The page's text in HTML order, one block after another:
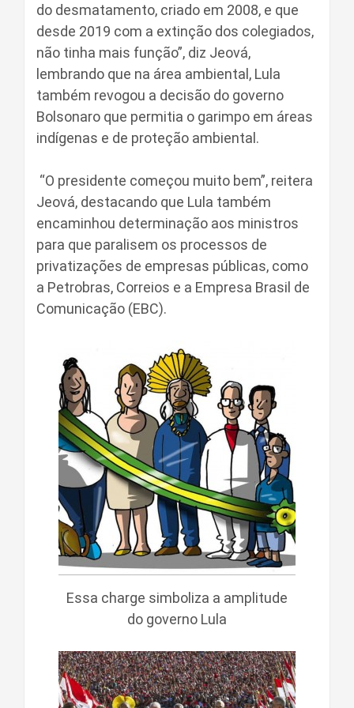
do desmatamento, criado em 2008, e que
desde 2019 com a extinção dos colegiados,
não tinha mais função”, diz Jeová,
lembrando que na área ambiental, Lula
também revogou a decisão do governo
Bolsonaro que permitia o garimpo em áreas
indígenas e de proteção ambiental.
“O presidente começou muito bem”, reitera
Jeová, destacando que Lula também
encaminhou determinação aos ministros
para que paralisem os processos de
privatizações de empresas públicas, como
a Petrobras, Correios e a Empresa Brasil de
Comunicação (EBC).
Essa charge simboliza a amplitude
do governo Lula